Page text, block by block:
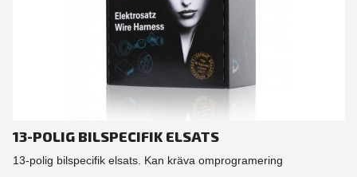
13-POLIG BILSPECIFIK ELSATS
13-polig bilspecifik elsats. Kan kräva omprogramering